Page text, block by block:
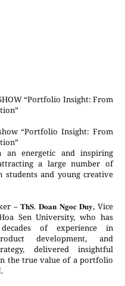
“Portfolio Insight: From
“Portfolio Insight: From
an energetic and inspiring
a large number of
students and young creative
– 𝐓𝐡𝐒. 𝐃𝐨𝐚𝐧 𝐍𝐠𝐨𝐜 𝐃𝐮𝐲, Vice
Sen University, who has
of experience in
development, and
delivered insightful
the true value of a portfolio